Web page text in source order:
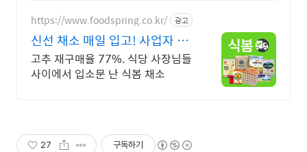
https://www.foodspring.co.kr/ 광고
신선 채소 매일 입고! 사업자 전
용 특가
고추 재구매율 77%. 식당 사장님들
사이에서 입소문 난 식봄 채소
27 구독하기